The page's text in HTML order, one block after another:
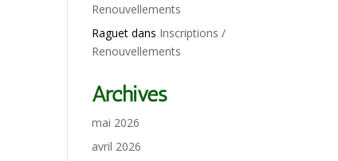
Renouvellements
Raguet dans Inscriptions /
Renouvellements
Archives
mai 2026
avril 2026